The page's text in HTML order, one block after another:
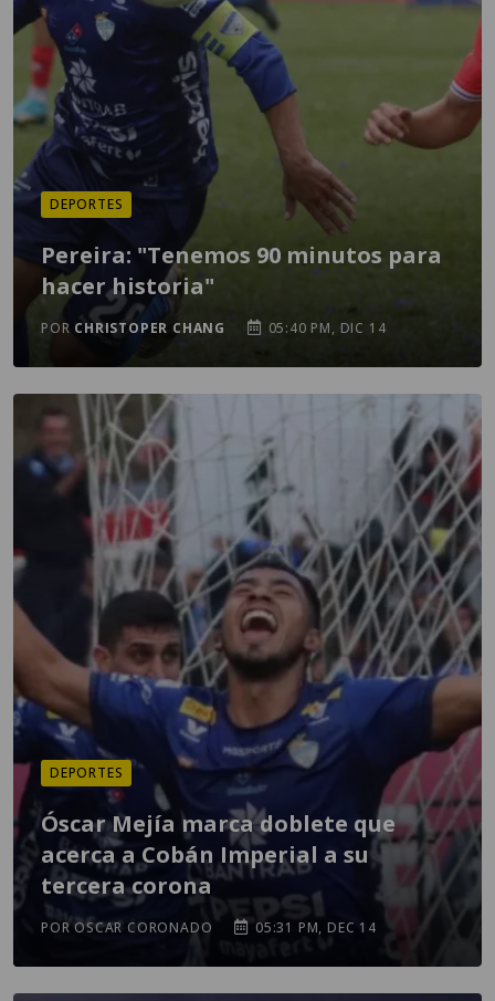
DEPORTES
Pereira: "Tenemos 90 minutos para
hacer historia"
POR CHRISTOPER CHANG 05:40 PM, DIC 14
DEPORTES
Óscar Mejía marca doblete que
acerca a Cobán Imperial a su
tercera corona
POR OSCAR CORONADO 05:31 PM, DEC 14